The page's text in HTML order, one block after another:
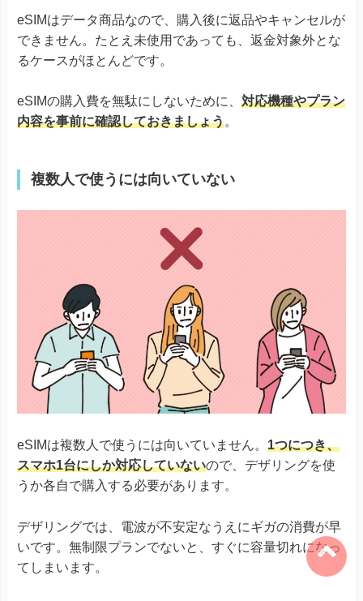
eSIMはデータ商品なので、購入後に返品やキャンセルが
できません。たとえ未使用であっても、返金対象外とな
るケースがほとんどです。
eSIMの購入費を無駄にしないために、 対応機種やプラン
内容を事前に確認しておきましょう。
複数人で使うには向いていない
eSIMは複数人で使うには向いていません。 1つにつき、
スマホ1台にしか対応していないので、デザリングを使
うか各自で購入する必要があります。
デザリングでは、電波が不安定なうえにギガの消費が早
いです。無制限プランでないと、すぐに容量切れになっ
てしまいます。